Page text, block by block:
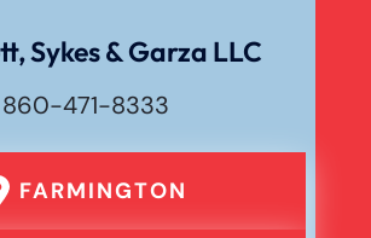
Sykes & Garza LLC
860-471-8333
FARMINGTON